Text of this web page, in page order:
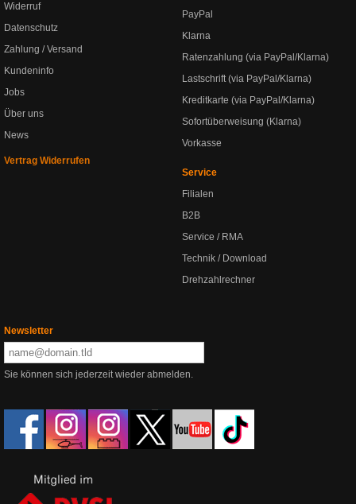
Widerruf
Datenschutz
Zahlung / Versand
Kundeninfo
Jobs
Über uns
News
Vertrag Widerrufen
PayPal
Klarna
Ratenzahlung (via PayPal/Klarna)
Lastschrift (via PayPal/Klarna)
Kreditkarte (via PayPal/Klarna)
Sofortüberweisung (Klarna)
Vorkasse
Service
Filialen
B2B
Service / RMA
Technik / Download
Drehzahlrechner
Newsletter
Sie können sich jederzeit wieder abmelden.